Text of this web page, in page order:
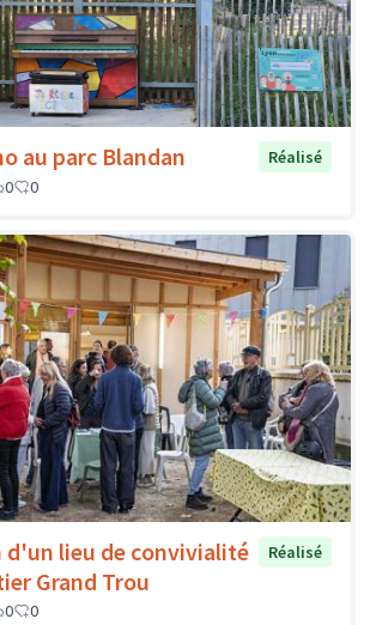
au parc Blandan
Réalisé
0 0
d'un lieu de convivialité
Grand Trou
Réalisé
0 0